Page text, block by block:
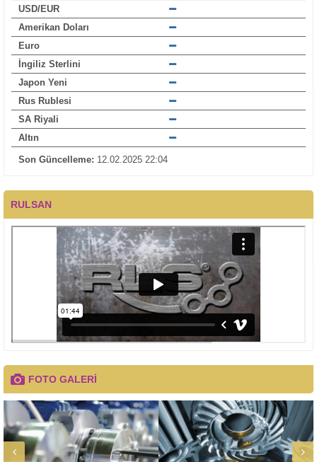
USD/EUR
Amerikan Doları
Euro
İngiliz Sterlini
Japon Yeni
Rus Rublesi
SA Riyali
Altın
Son Güncelleme: 12.02.2025 22:04
RULSAN
FOTO GALERİ